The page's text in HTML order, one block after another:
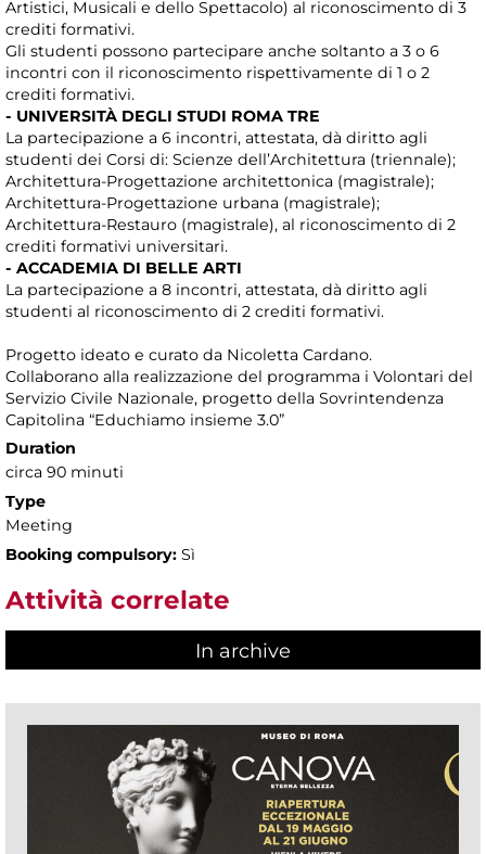
Artistici, Musicali e dello Spettacolo) al riconoscimento di 3
crediti formativi.
Gli studenti possono partecipare anche soltanto a 3 o 6
incontri con il riconoscimento rispettivamente di 1 o 2
crediti formativi.
- UNIVERSITÀ DEGLI STUDI ROMA TRE
La partecipazione a 6 incontri, attestata, dà diritto agli
studenti dei Corsi di: Scienze dell’Architettura (triennale);
Architettura-Progettazione architettonica (magistrale);
Architettura-Progettazione urbana (magistrale);
Architettura-Restauro (magistrale), al riconoscimento di 2
crediti formativi universitari.
- ACCADEMIA DI BELLE ARTI
La partecipazione a 8 incontri, attestata, dà diritto agli
studenti al riconoscimento di 2 crediti formativi.
Progetto ideato e curato da Nicoletta Cardano.
Collaborano alla realizzazione del programma i Volontari del
Servizio Civile Nazionale, progetto della Sovrintendenza
Capitolina “Educhiamo insieme 3.0”
Duration
circa 90 minuti
Type
Meeting
Booking compulsory: Sì
Attività correlate
In archive